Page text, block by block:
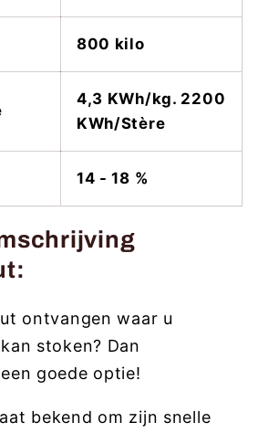
800 kilo
4,3 KWh/kg. 2200
KWh/Stère
14 - 18 %
ontvangen waar u
stoken? Dan
een goede optie!
bekend om zijn snelle